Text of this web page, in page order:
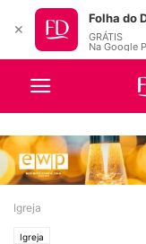
Igreja
Igreja
✕
Folha do
GRÁTIS
Na Google